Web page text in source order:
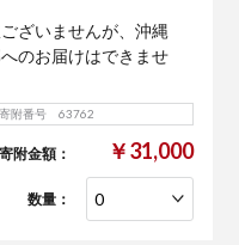
ざいませんが、沖縄
のお届けはできませ
寄附番号 63762
寄附金額： ￥31,000
数量：